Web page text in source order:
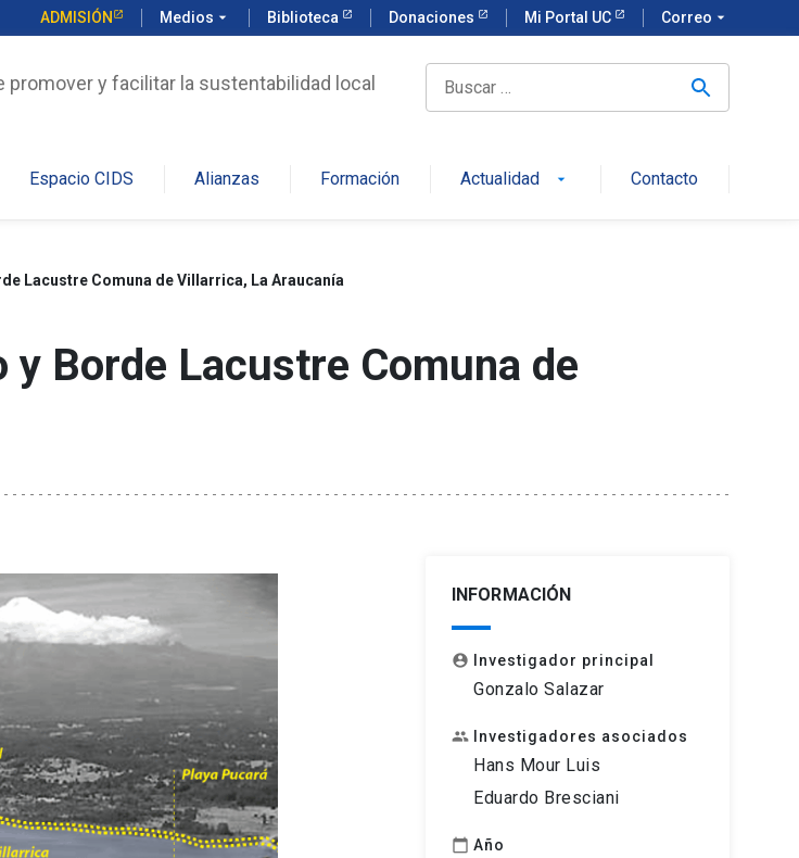
ADMISIÓN Medios arrow_drop_down Biblioteca Donaciones Mi Portal UC Correo arrow_drop_down
promover y facilitar la sustentabilidad local
Espacio CIDS Alianzas Formación Actualidad arrow_drop_down Contacto
Lacustre Comuna de Villarrica, La Araucanía
Borde Lacustre Comuna de
INFORMACIÓN
account_circle Investigador principal
Gonzalo Salazar
people Investigadores asociados
Hans Mour Luis
Eduardo Bresciani
calendar_today Año